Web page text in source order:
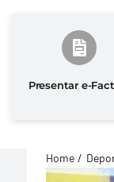
Presentar e-
Home